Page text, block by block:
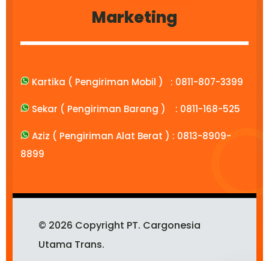
Marketing
Kartika ( Pengiriman Mobil ) : 0811-807-3399
Sekar ( Pengiriman Barang ) : 0811-168-525
Aziz ( Pengiriman Alat Berat ) : 0813-8909-
8899
© 2026 Copyright PT. Cargonesia
Utama Trans.